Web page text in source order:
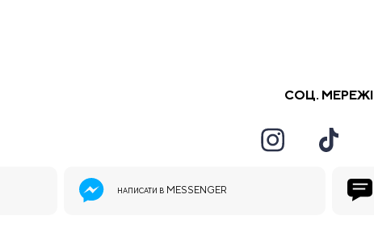
СОЦ. МЕРЕЖІ
НАПИСАТИ В MESSENGER